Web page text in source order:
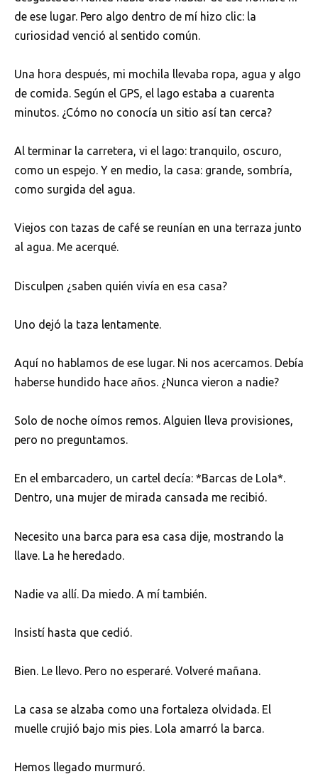
de ese lugar. Pero algo dentro de mí hizo clic: la
curiosidad venció al sentido común.
Una hora después, mi mochila llevaba ropa, agua y algo
de comida. Según el GPS, el lago estaba a cuarenta
minutos. ¿Cómo no conocía un sitio así tan cerca?
Al terminar la carretera, vi el lago: tranquilo, oscuro,
como un espejo. Y en medio, la casa: grande, sombría,
como surgida del agua.
Viejos con tazas de café se reunían en una terraza junto
al agua. Me acerqué.
Disculpen ¿saben quién vivía en esa casa?
Uno dejó la taza lentamente.
Aquí no hablamos de ese lugar. Ni nos acercamos. Debía
haberse hundido hace años. ¿Nunca vieron a nadie?
Solo de noche oímos remos. Alguien lleva provisiones,
pero no preguntamos.
En el embarcadero, un cartel decía: *Barcas de Lola*.
Dentro, una mujer de mirada cansada me recibió.
Necesito una barca para esa casa dije, mostrando la
llave. La he heredado.
Nadie va allí. Da miedo. A mí también.
Insistí hasta que cedió.
Bien. Le llevo. Pero no esperaré. Volveré mañana.
La casa se alzaba como una fortaleza olvidada. El
muelle crujió bajo mis pies. Lola amarró la barca.
Hemos llegado murmuró.